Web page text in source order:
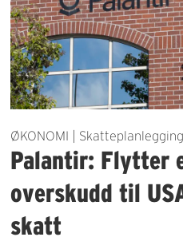
ØKONOMI | Skatteplanlegging
Palantir: Flytter
overskudd til
skatt